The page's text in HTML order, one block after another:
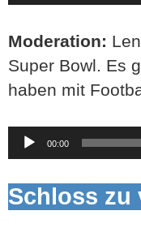
Moderation:
Super Bowl. Es
haben mit
Audio-
Player
00:00
Schloss zu